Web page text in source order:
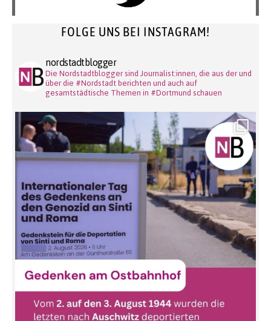
FOLGE UNS BEI INSTAGRAM!
nordstadtblogger
Die Nordstadtblogger sind Journalist:innen, die aus der und
über die #Nordstadt berichten und auch auf
gesamtstädtische Themen in #Dortmund schauen